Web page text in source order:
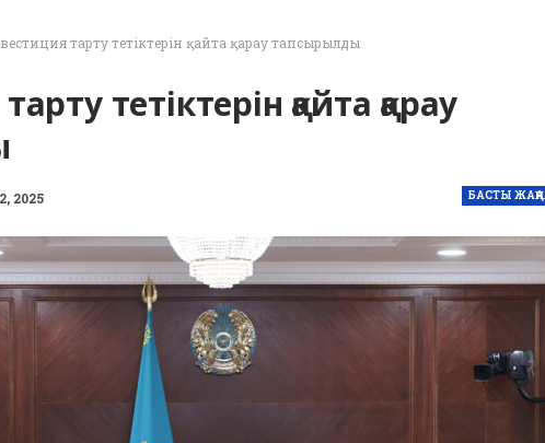
тарту тетіктерін қайта қарау тапсырылды
тетіктерін қайта қарау
БАСТЫ
2025